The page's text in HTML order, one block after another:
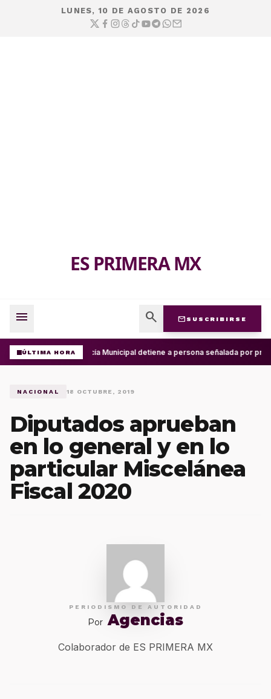
LUNES, 10 DE AGOSTO DE 2026
ES PRIMERA MX
menu search mail SUSCRIBIRSE
ÚLTIMA HORA Policía Municipal detiene a persona señalada por
NACIONAL 18 OCTUBRE, 2019
Diputados aprueban
en lo general y en lo
particular Miscelánea
Fiscal 2020
PERIODISMO DE AUTORIDAD
Por Agencias
Colaborador de ES PRIMERA MX